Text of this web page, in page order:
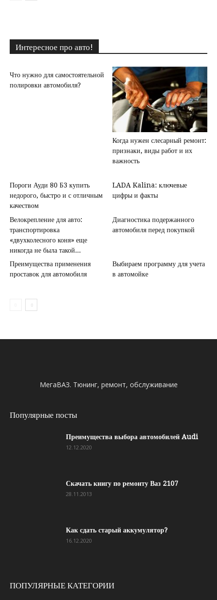
Интересное про авто!
Что нужно для самостоятельной
полировки автомобиля?
Когда нужен слесарный ремонт:
признаки, виды работ и их
важность
Пороги Ауди 80 Б3 купить
недорого, быстро и с отличным
качеством
LADA Kalina: ключевые
цифры и факты
Велокрепление для авто:
транспортировка
«двухколесного коня» еще
никогда не была такой...
Диагностика подержанного
автомобиля перед покупкой
Преимущества применения
проставок для автомобиля
Выбираем программу для учета
в автомойке
МегаВАЗ. Тюнинг, ремонт, обслуживание
Популярные посты
Преимущества выбора автомобилей Audi
12.12.2020
Скачать книгу по ремонту Ваз 2107
28.11.2013
Как сдать старый аккумулятор?
16.12.2020
ПОПУЛЯРНЫЕ КАТЕГОРИИ